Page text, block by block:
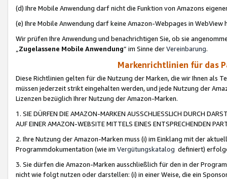
(d) Ihre Mobile Anwendung darf nicht die Funktion von Amazons
(e) Ihre Mobile Anwendung darf keine Amazon-Webpages in WebView
Wir prüfen Ihre Anwendung und benachrichtigen Sie, ob sie
„Zugelassene Mobile Anwendung“ im Sinne derVereinbarung.
Markenrichtlinien für das
Diese Richtlinien gelten für die Nutzung der Marken, die wir Ihnen als
müssen jederzeit strikt eingehalten werden, und jede Nutzung der
Lizenzen bezüglich Ihrer Nutzung der Amazon-Marken.
1. SIE DÜRFEN DIE AMAZON-MARKEN AUSSCHLIESSLICH DURCH
AUF EINER AMAZON-WEBSITE MITTELS EINES ENTSPRECHENDEN
2. Ihre Nutzung der Amazon-Marken muss (i) im Einklang mit der
Programmdokumentation (wie im Vergütungskatalog definiert)
3. Sie dürfen die Amazon-Marken ausschließlich für den in der
nicht wie folgt nutzen oder darstellen: (i) in einer Weise, die ein